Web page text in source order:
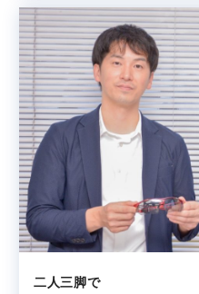
二人三脚で